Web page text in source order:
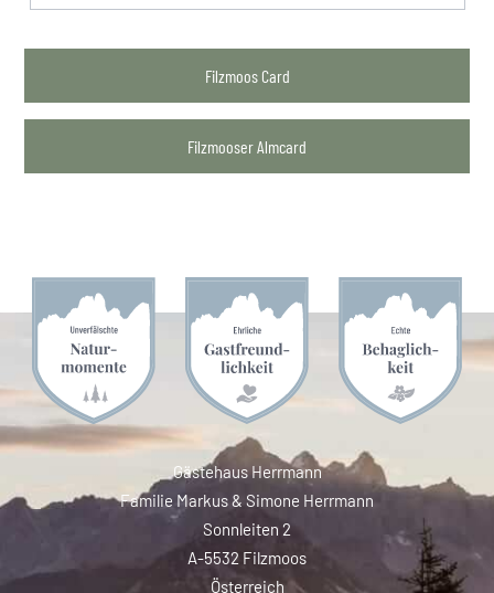
Filzmoos Card
Filzmooser Almcard
Gästehaus Herrmann
Familie Markus & Simone Herrmann
Sonnleiten 2
A-5532 Filzmoos
Österreich